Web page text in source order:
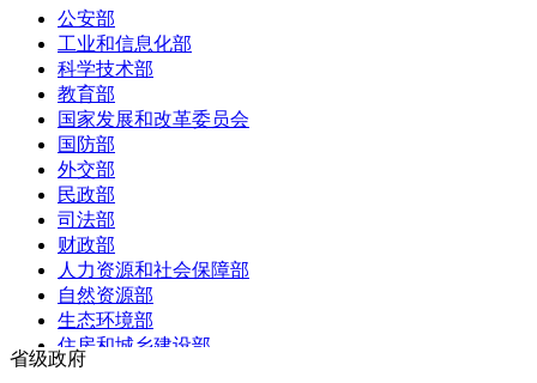
公安部
工业和信息化部
科学技术部
教育部
国家发展和改革委员会
国防部
外交部
民政部
司法部
财政部
人力资源和社会保障部
自然资源部
生态环境部
住房和城乡建设部
交通运输部
省级政府